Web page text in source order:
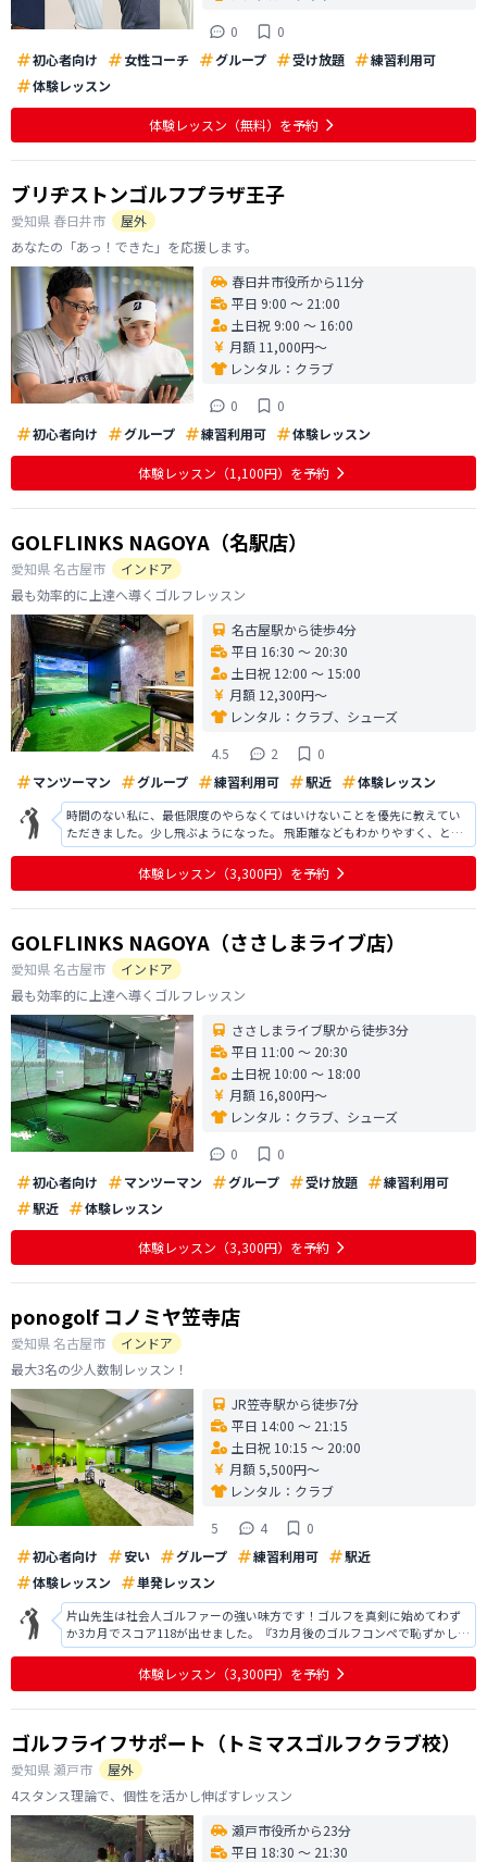
0
0
初心者向け
女性コーチ グループ 受け放題
練習利用可
体験レッスン
体験レッスン （無料） を予約
ブリヂストンゴルフプラザ王子
愛知県 春日井市
屋外
あなたの「あっ！できた」を応援します。
春日井市役所から11分
平日 9:00 〜 21:00
土日祝 9:00 〜 16:00
月額 11,000円〜
レンタル： クラブ
0
0
初心者向け
グループ 練習利用可 体験レッスン
体験レッスン （1,100円） を予約
GOLFLINKS NAGOYA（名駅店）
愛知県名古屋市
インドア
最も効率的に上達へ導くゴルフレッスン
名古屋駅から徒歩4分
平日 16:30 〜 20:30
土日祝 12:00 〜 15:00
月額 12,300円〜
レンタル： クラブ、シューズ
4.5
2
0
マンツーマン
グループ 練習利用可 駅近 体験レッスン
時間のない私に、最低限度のやらなくてはいけないことを優先に教えてい
ただきました。少し飛ぶようになった。 飛距離などもわかりやすく、とて
もよかった。パターも教えていただきました。 もう少しレッスン日を増や
してほしい 金曜日、 土日、他平日含めて 一度検討していただきたいです。
よろしくお願いいたします
体験レッスン （3,300円） を予約
GOLFLINKS NAGOYA（ささしまライブ店）
愛知県名古屋市
インドア
最も効率的に上達へ導くゴルフレッスン
ささしまライブ駅から徒歩3分
平日 11:00 〜 20:30
土日祝 10:00 〜 18:00
月額 16,800円〜
レンタル： クラブ、シューズ
0
0
初心者向け
マンツーマン グループ 受け放題
練習利用可
駅近
体験レッスン
体験レッスン （3,300円） を予約
ponogolf コノミヤ笠寺店
愛知県名古屋市
インドア
最大3名の少人数制レッスン！
JR笠寺駅から徒歩7分
平日 14:00 〜 21:15
土日祝 10:15 〜 20:00
月額 5,500円〜
レンタル： クラブ
5
4
0
初心者向け
安い グループ 練習利用可
駅近
体験レッスン
単発レッスン
片山先生は社会人ゴルファーの強い味方です！ゴルフを真剣に始めてわず
か3カ月でスコア118が出せました。『3カ月後のゴルフコンペで恥ずかしく
ないデビューをする』という目標の元、見事！帳尻を合わせていただけま
した。片山先生は私にとって必要なこと不要なことを一瞬で見抜くことが
でき、私が練習すべきことを明確
体験レッスン （3,300円） を予約
ゴルフライフサポート（トミマスゴルフクラブ校）
愛知県瀬戸市
屋外
4スタンス理論で、個性を活かし伸ばすレッスン
瀬戸市役所から23分
平日 18:30 〜 21:30